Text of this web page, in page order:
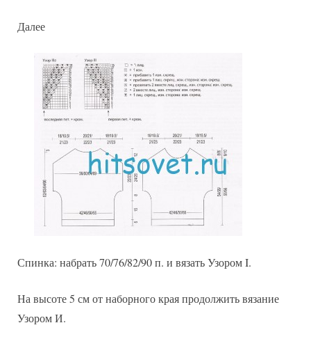
Далее
Спинка: набрать 70/76/82/90 п. и вязать Узором I.
На высоте 5 см от наборного края продолжить вязание
Узором И.